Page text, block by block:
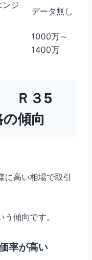
ンジ
データ無し
1000万～
1400万
Ｒ３5
傾向
に高い相場で取引
傾向です。
率が高い